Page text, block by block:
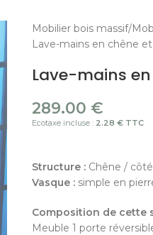
Mobilier bois massif
Lave-mains en chêne
Lave-mains
289.00 €
Ecotaxe incluse :2.28 € TTC
Structure :Chêne /
Vasque :simple en
Composition de cette
Meuble 1 porte